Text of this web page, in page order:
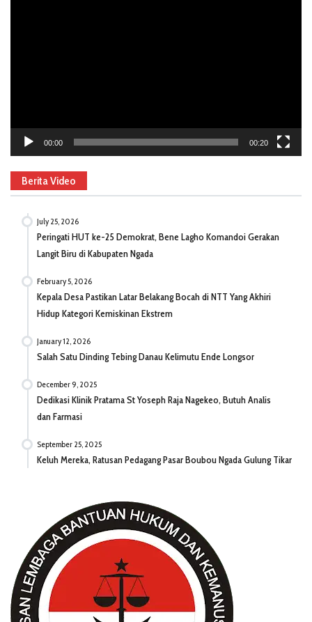
00:00 00:20
Berita Video
July 25, 2026
Peringati HUT ke-25 Demokrat, Bene Lagho Komandoi Gerakan
Langit Biru di Kabupaten Ngada
February 5, 2026
Kepala Desa Pastikan Latar Belakang Bocah di NTT Yang Akhiri
Hidup Kategori Kemiskinan Ekstrem
January 12, 2026
Salah Satu Dinding Tebing Danau Kelimutu Ende Longsor
December 9, 2025
Dedikasi Klinik Pratama St Yoseph Raja Nagekeo, Butuh Analis
dan Farmasi
September 25, 2025
Keluh Mereka, Ratusan Pedagang Pasar Boubou Ngada Gulung Tikar